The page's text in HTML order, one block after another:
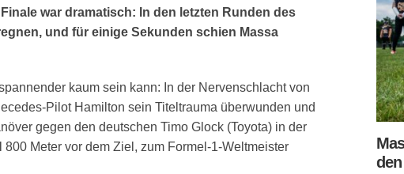
war dramatisch: In den letzten Runden des
und für einige Sekunden schien Massa
kaum sein kann: In der Nervenschlacht von
Pilot Hamilton sein Titeltrauma überwunden und
gegen den deutschen Timo Glock (Toyota) in der
800 Meter vor dem Ziel, zum Formel-1-Weltmeister